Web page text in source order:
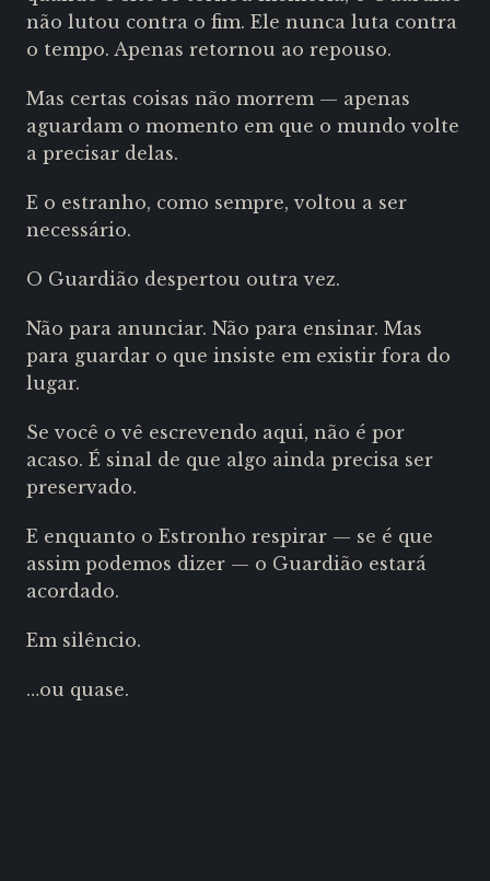
não lutou contra o fim. Ele nunca luta contra
o tempo. Apenas retornou ao repouso.
Mas certas coisas não morrem — apenas
aguardam o momento em que o mundo volte
a precisar delas.
E o estranho, como sempre, voltou a ser
necessário.
O Guardião despertou outra vez.
Não para anunciar.Não para ensinar.Mas
para guardar o que insiste em existir fora do
lugar.
Se você o vê escrevendo aqui, não é por
acaso.É sinal de que algo ainda precisa ser
preservado.
E enquanto o Estronho respirar — se é que
assim podemos dizer — o Guardião estará
acordado.
Em silêncio.
…ou quase.